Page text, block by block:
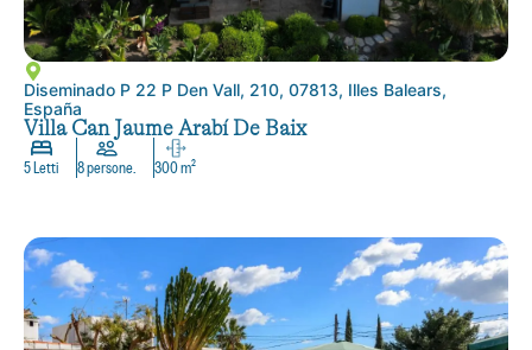
Diseminado P 22 P Den Vall, 210, 07813, Illes Balears,
España
Villa Can Jaume Arabí De Baix
5 Letti 8 persone. 300 m²